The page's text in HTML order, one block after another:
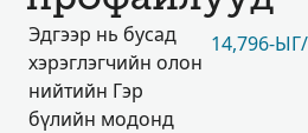
Эдгээр нь бусад
хэрэглэгчийн олон
нийтийн Гэр
бүлийн модонд
14,796-